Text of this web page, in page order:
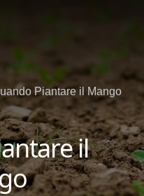
Piantare il Mango
il